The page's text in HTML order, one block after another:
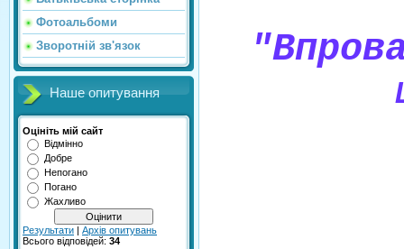
Фотоальбоми
Зворотній зв'язок
Наше опитування
Оцініть мій сайт
Відмінно
Добре
Непогано
Погано
Жахливо
Результати | Архів опитувань
Всього відповідей: 34